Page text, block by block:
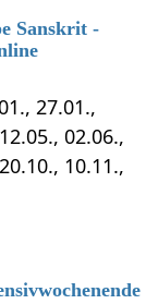
Sanskrit -
27.01.,
02.06.,
10.11.,